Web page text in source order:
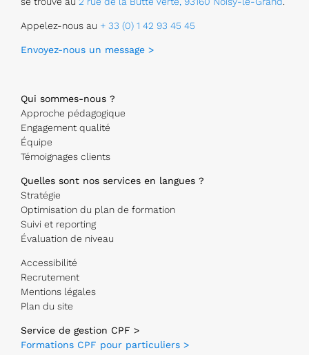
Appelez-nous au + 33 (0) 1 42 93 45 45
Envoyez-nous un message >
Qui sommes-nous ?
Approche pédagogique
Engagement qualité
Équipe
Témoignages clients
Quelles sont nos services en langues ?
Stratégie
Optimisation du plan de formation
Suivi et reporting
Évaluation de niveau
Accessibilité
Recrutement
Mentions légales
Plan du site
Service de gestion CPF >
Formations CPF pour particuliers >